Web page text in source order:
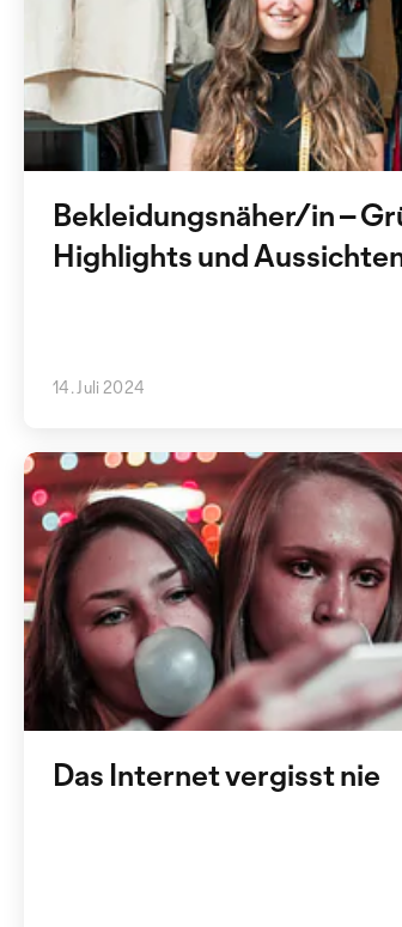
Bekleidungsnäher/in –
Highlights und
14. Juli 2024
Das Internet vergisst nie